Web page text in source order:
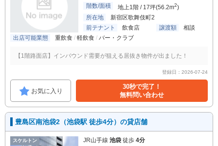
階数/面積 地上1階 / 17坪(56.2m2)
所在地
新宿区歌舞伎町2
前テナント
飲食店 譲渡額
相談
出店可能業態
重飲食 軽飲食 バー・クラブ
【1階路面店】インバウンド需要が狙える居抜き物件が出ました！
登録日：2026-07-24
お気に入り
30秒で完了！
無料問い合わせ
豊島区南池袋2（池袋駅 徒歩4分）の貸店舗
スケルトン JR山手線 池袋 徒歩 4分